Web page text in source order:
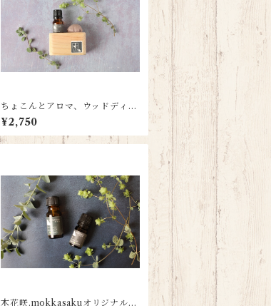
ちょこんとアロマ、ウッドディフ
ューザー
¥2,750
木花咲.mokkasakuオリジナルア